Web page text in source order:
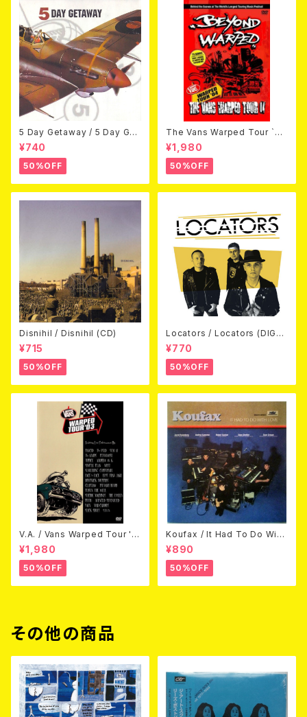
5 Day Getaway / 5 Day Get
away (CDEP)
¥740
50%OFF
The Vans Warped Tour `04
Beyond Warped (国内盤DV
D)
¥1,980
50%OFF
Disnihil / Disnihil (CD)
¥715
50%OFF
Locators / Locators (DIGPA
CK CD)
¥770
50%OFF
V.A. / Vans Warped Tour '0
3 (DVD)
¥1,980
50%OFF
Koufax / It Had To Do With
Love (CD)
¥890
50%OFF
その他の商品